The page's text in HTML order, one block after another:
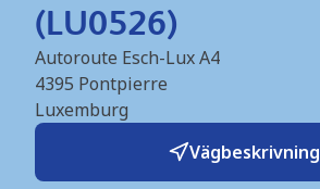
(LU0526)
Autoroute Esch-Lux A4
4395 Pontpierre
Luxemburg
Vägbeskrivning